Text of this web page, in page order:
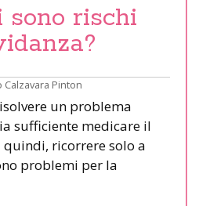
sono rischi
Pinton
un problema
sufficiente medicare il
ricorrere solo a
problemi per la